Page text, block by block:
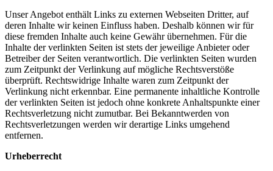
Unser Angebot enthält Links zu externen Webseiten Dritter, auf
deren Inhalte wir keinen Einfluss haben. Deshalb können wir für
diese fremden Inhalte auch keine Gewähr übernehmen. Für die
Inhalte der verlinkten Seiten ist stets der jeweilige Anbieter oder
Betreiber der Seiten verantwortlich. Die verlinkten Seiten wurden
zum Zeitpunkt der Verlinkung auf mögliche Rechtsverstöße
überprüft. Rechtswidrige Inhalte waren zum Zeitpunkt der
Verlinkung nicht erkennbar. Eine permanente inhaltliche Kontrolle
der verlinkten Seiten ist jedoch ohne konkrete Anhaltspunkte einer
Rechtsverletzung nicht zumutbar. Bei Bekanntwerden von
Rechtsverletzungen werden wir derartige Links umgehend
entfernen.
Urheberrecht